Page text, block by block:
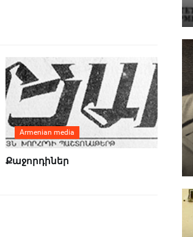
Armenian media
Քաջորդիներ